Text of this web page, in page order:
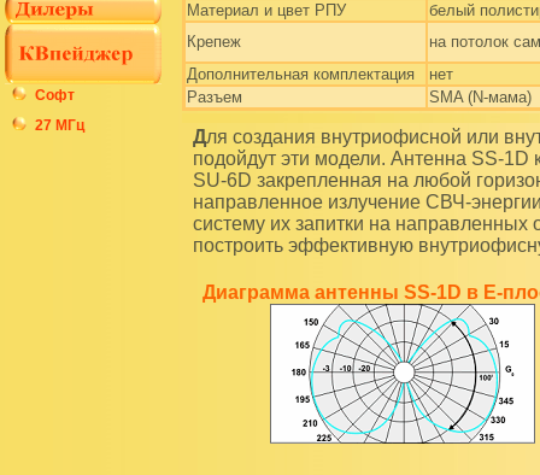
Софт
27 МГц
Материал и цвет РПУ
белый
Крепеж
на потолок
Дополнительная комплектация
нет
Разъем
SMA (N-мама)
Для создания внутриофисной или внутрипроизводственной локальной сети DECT удачно
подойдут эти модели. Антенна SS-1D
SU-6D закрепленная на любой
направленное излучение СВЧ-
систему их запитки на направленных
построить эффективную
Диаграмма антенны SS-1D в Е-